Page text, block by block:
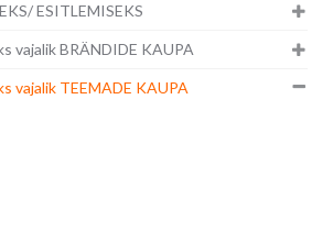
ESITLEMISEKS
vajalik BRÄNDIDE KAUPA
vajalik TEEMADE KAUPA